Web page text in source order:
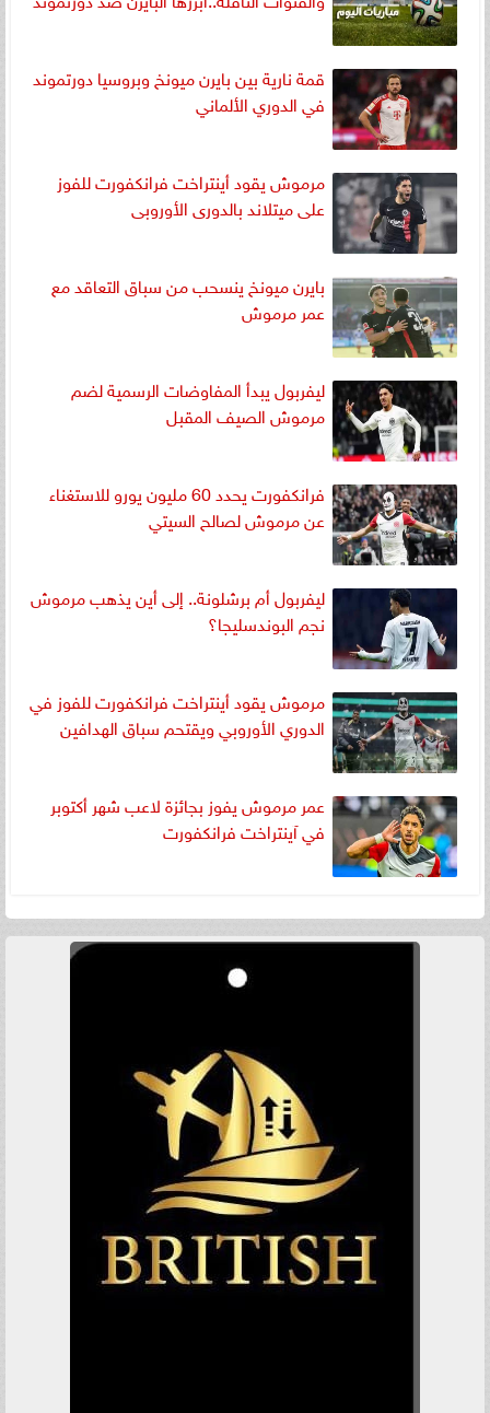
قمة نارية بين بايرن ميونخ وبروسيا دورتموند
في الدوري الألماني
مرموش يقود أينتراخت فرانكفورت للفوز
على ميتلاند بالدورى الأوروبى
بايرن ميونخ ينسحب من سباق التعاقد مع
عمر مرموش
ليفربول يبدأ المفاوضات الرسمية لضم
مرموش الصيف المقبل
فرانكفورت يحدد 60 مليون يورو للاستغناء
عن مرموش لصالح السيتي
ليفربول أم برشلونة.. إلى أين يذهب مرموش
نجم البوندسليجا؟
مرموش يقود أينتراخت فرانكفورت للفوز في
الدوري الأوروبي ويقتحم سباق الهدافين
عمر مرموش يفوز بجائزة لاعب شهر أكتوبر
في آينتراخت فرانكفورت